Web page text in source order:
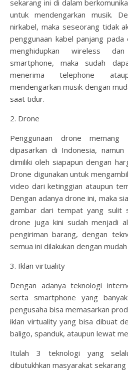
sekarang ini di dalam
untuk mendengarkan musik.
nirkabel, maka seseorang tidak
penggunaan kabel panjang pada
menghidupkan wireless
smartphone, maka sudah
menerima telephone
mendengarkan musik dengan
saat tidur.
2. Drone
Penggunaan drone
dipasarkan di Indonesia,
dimiliki oleh siapapun dengan
Drone digunakan untuk
video dari ketinggian ataupun
Dengan adanya drone ini, maka
gambar dari tempat yang sulit
drone juga kini sudah menjadi
pengiriman barang, dengan
semua ini dilakukan dengan
3. Iklan virtuality
Dengan adanya teknologi
serta smartphone yang
pengusaha bisa memasarkan
iklan virtuality yang bisa dibuat
baligo, spanduk, ataupun lewat
Itulah 3 teknologi yang
dibutukhkan masyarakat sekarang